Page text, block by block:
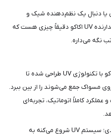
یا دنبال یک نظم‌دهنده شیک و
کاربردی برای سرویس‌بهداشتی، این نگهدارنده UV اکاکو دقیقاً چیزی هست که
نگه می‌داره.
نگهدارنده و ضدعفونی‌کننده مسواک اکاکو با تکنولوژی UV طراحی شده تا
مسواک جمع می‌شوند را از بین ببرد.
کاملاً اتوماتیک، تجربه‌ای
کافیه مسواک رو داخل نگهدارنده قرار بدی؛ سیستم UV شروع می‌کنه به